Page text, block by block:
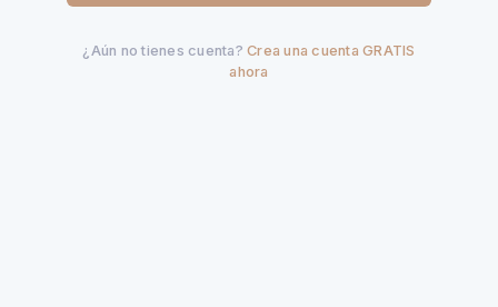
¿Aún no tienes cuenta?Crea una cuenta GRATIS
ahora